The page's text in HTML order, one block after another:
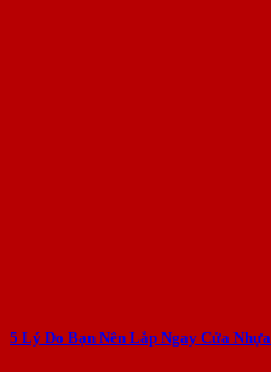
5 Lý Do Bạn Nên Lắp Ngay Cửa